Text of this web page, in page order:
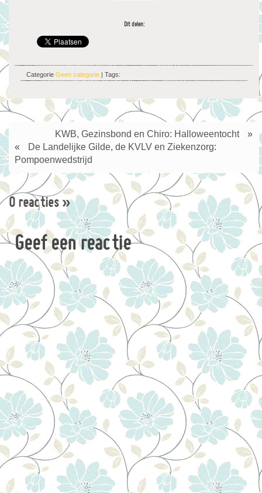
Dit delen:
Categorie Geen categorie | Tags:
KWB, Gezinsbond en Chiro: Halloweentocht
»
«
De Landelijke Gilde, de KVLV en Ziekenzorg:
Pompoenwedstrijd
0 reacties »
Geef een reactie